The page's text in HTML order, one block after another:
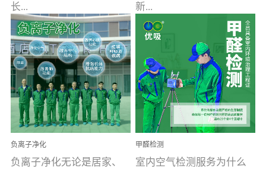
长...
受温度、湿度、基质养
分、通风四个条件影响，
温暖潮湿、营养物质多、
通风缓慢的空间最易滋生
大量霉菌的...
新...
装修完会有甲醛，其实汽
车的甲醛超标问题更为严
重。汽车的空间范围小，
配件、皮具、装饰多，这
些都是汽...
负离子净化
负离子净化无论是居家、
甲醛检测
室内空气检测服务为什么